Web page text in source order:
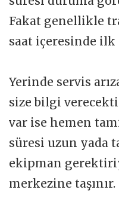
Fakat genellikle
saat içeresinde ilk
Yerinde servis
size bilgi
var ise hemen
süresi uzun yada
ekipman
merkezine taşınır.